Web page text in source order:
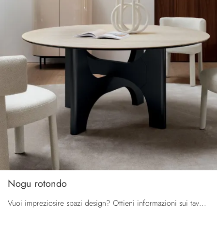
Nogu rotondo
Vuoi impreziosire spazi design? Ottieni informazioni sui tavoli design fissi: il modello da pranzo Nogu rotondo ti attende.